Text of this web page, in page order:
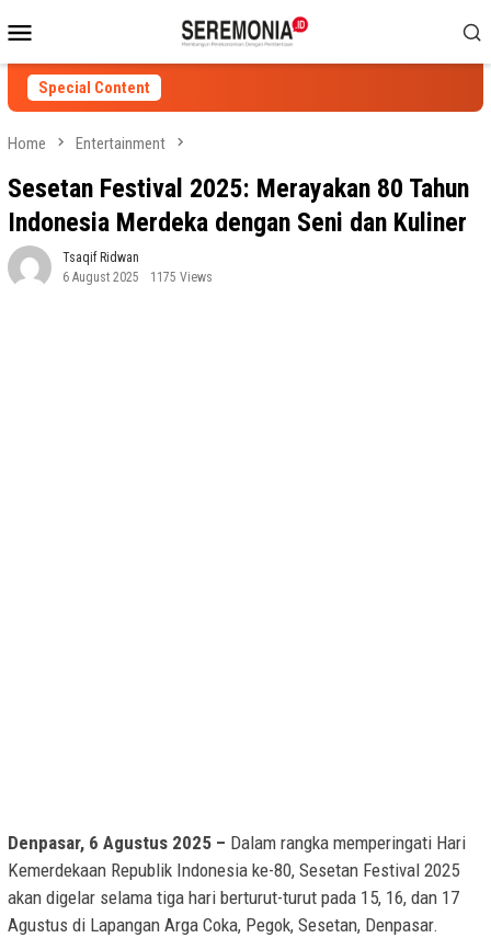
to
contentMenu
Special Content
Home Entertainment
Sesetan Festival 2025: Merayakan 80 Tahun
Indonesia Merdeka dengan Seni dan Kuliner
Tsaqif Ridwan
6 August 2025
1175 Views
Denpasar, 6 Agustus 2025 – Dalam rangka memperingati Hari
Kemerdekaan Republik Indonesia ke-80, Sesetan Festival 2025
akan digelar selama tiga hari berturut-turut pada 15, 16, dan 17
Agustus di Lapangan Arga Coka, Pegok, Sesetan, Denpasar.